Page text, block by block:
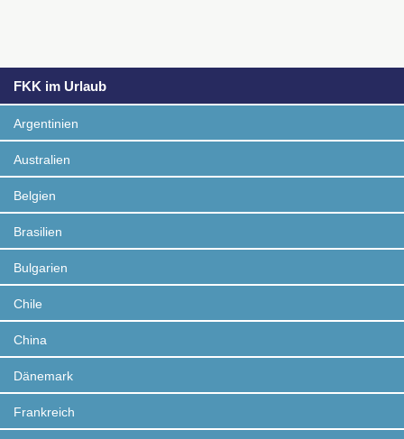
FKK im Urlaub
Argentinien
Australien
Belgien
Brasilien
Bulgarien
Chile
China
Dänemark
Frankreich